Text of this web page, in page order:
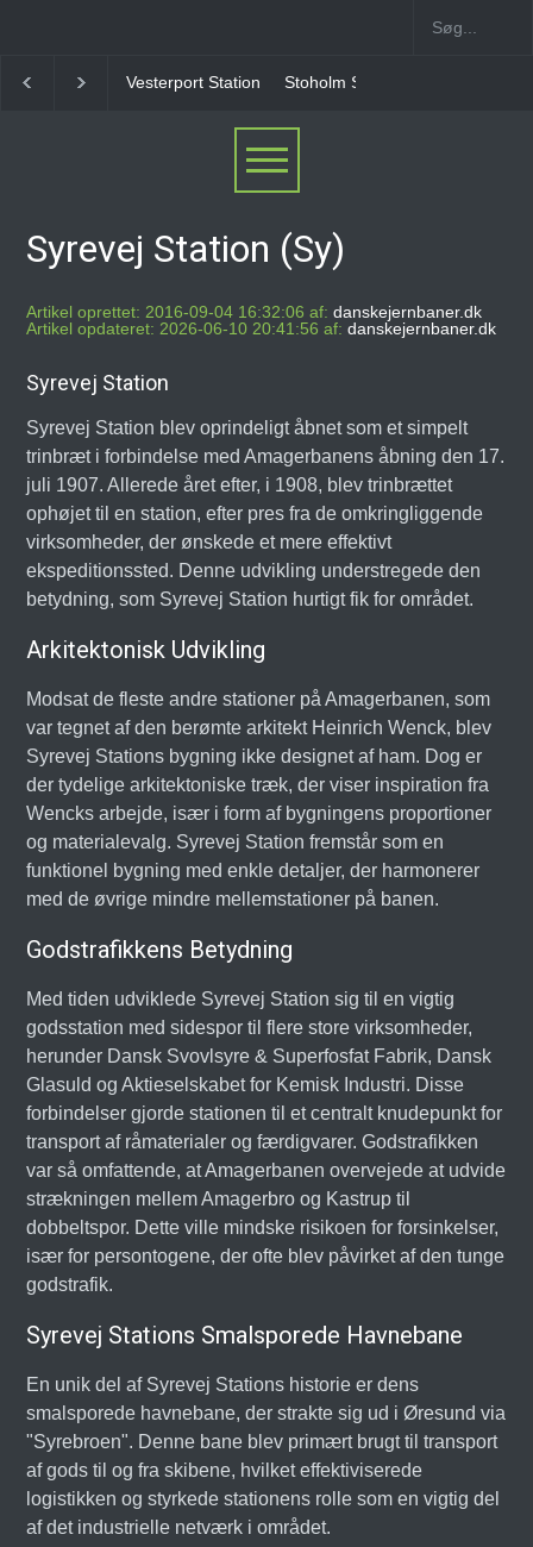
Stoholm Station Klampenborgbane Station
Syrevej Station (Sy)
Artikel oprettet: 2016-09-04 16:32:06 af: danskejernbaner.dk
Artikel opdateret: 2026-06-10 20:41:56 af: danskejernbaner.dk
Syrevej Station
Syrevej Station blev oprindeligt åbnet som et simpelt
trinbræt i forbindelse med Amagerbanens åbning den 17.
juli 1907. Allerede året efter, i 1908, blev trinbrættet
ophøjet til en station, efter pres fra de omkringliggende
virksomheder, der ønskede et mere effektivt
ekspeditionssted. Denne udvikling understregede den
betydning, som Syrevej Station hurtigt fik for området.
Arkitektonisk Udvikling
Modsat de fleste andre stationer på Amagerbanen, som
var tegnet af den berømte arkitekt Heinrich Wenck, blev
Syrevej Stations bygning ikke designet af ham. Dog er
der tydelige arkitektoniske træk, der viser inspiration fra
Wencks arbejde, især i form af bygningens proportioner
og materialevalg. Syrevej Station fremstår som en
funktionel bygning med enkle detaljer, der harmonerer
med de øvrige mindre mellemstationer på banen.
Godstrafikkens Betydning
Med tiden udviklede Syrevej Station sig til en vigtig
godsstation med sidespor til flere store virksomheder,
herunder Dansk Svovlsyre & Superfosfat Fabrik, Dansk
Glasuld og Aktieselskabet for Kemisk Industri. Disse
forbindelser gjorde stationen til et centralt knudepunkt for
transport af råmaterialer og færdigvarer. Godstrafikken
var så omfattende, at Amagerbanen overvejede at udvide
strækningen mellem Amagerbro og Kastrup til
dobbeltspor. Dette ville mindske risikoen for forsinkelser,
især for persontogene, der ofte blev påvirket af den tunge
godstrafik.
Syrevej Stations Smalsporede Havnebane
En unik del af Syrevej Stations historie er dens
smalsporede havnebane, der strakte sig ud i Øresund via
"Syrebroen". Denne bane blev primært brugt til transport
af gods til og fra skibene, hvilket effektiviserede
logistikken og styrkede stationens rolle som en vigtig del
af det industrielle netværk i området.